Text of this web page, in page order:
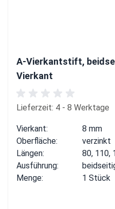
A-Vierkantstift,
Vierkant
Lieferzeit: 4 - 8 Werktage
Vierkant:
8 mm
Oberfläche:
verzinkt
Längen:
80, 110,
Ausführung:
Menge:
1 Stück